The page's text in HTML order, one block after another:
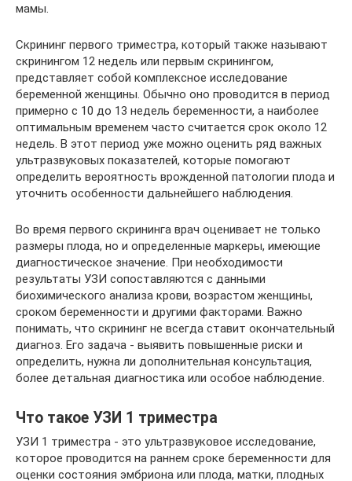
мамы.
Скрининг первого триместра, который также называют
скринингом 12 недель или первым скринингом,
представляет собой комплексное исследование
беременной женщины. Обычно оно проводится в период
примерно с 10 до 13 недель беременности, а наиболее
оптимальным временем часто считается срок около 12
недель. В этот период уже можно оценить ряд важных
ультразвуковых показателей, которые помогают
определить вероятность врожденной патологии плода и
уточнить особенности дальнейшего наблюдения.
Во время первого скрининга врач оценивает не только
размеры плода, но и определенные маркеры, имеющие
диагностическое значение. При необходимости
результаты УЗИ сопоставляются с данными
биохимического анализа крови, возрастом женщины,
сроком беременности и другими факторами. Важно
понимать, что скрининг не всегда ставит окончательный
диагноз. Его задача - выявить повышенные риски и
определить, нужна ли дополнительная консультация,
более детальная диагностика или особое наблюдение.
Что такое УЗИ 1 триместра
УЗИ 1 триместра - это ультразвуковое исследование,
которое проводится на раннем сроке беременности для
оценки состояния эмбриона или плода, матки, плодных